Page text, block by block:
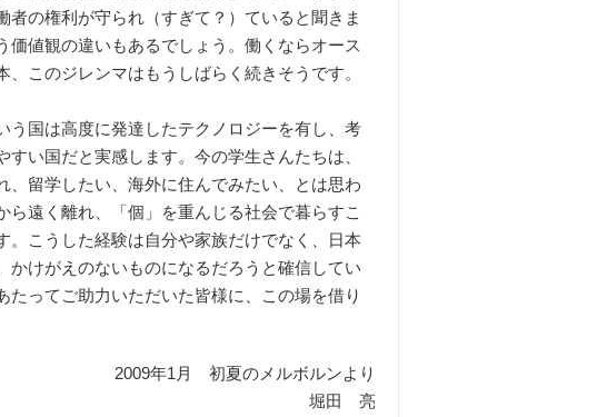
の権利が守られ（すぎて？）ていると聞きま
値観の違いもあるでしょう。働くならオース
このジレンマはもうしばらく続きそうです。
国は高度に発達したテクノロジーを有し、考
い国だと実感します。今の学生さんたちは、
留学したい、海外に住んでみたい、とは思わ
遠く離れ、「個」を重んじる社会で暮らすこ
。こうした経験は自分や家族だけでなく、日本
けがえのないものになるだろうと確信してい
ってご助力いただいた皆様に、この場を借り
2009年1月 初夏のメルボルンより
堀田 亮